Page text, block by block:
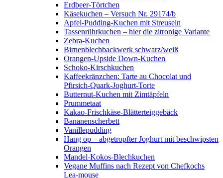
Erdbeer-Törtchen
Käsekuchen – Versuch Nr. 29174/b
Apfel-Pudding-Kuchen mit Streuseln
Tassenrührkuchen – hier die zitronige Variante
Zebra-Kuchen
Birnenblechbackwerk schwarz/weiß
Orangen-Upside Down-Kuchen
Schoko-Kirschkuchen
Kaffeekränzchen: Tarte au Chocolat und
Pfirsich-Quark-Joghurt-Torte
Butternut-Kuchen mit Zimtäpfeln
Prummetaat
Kakao-Frischkäse-Blätterteiggebäck
Bananenscherbett
Vanillepudding
Hang op – abgetropfter Joghurt mit beschwipsten
Orangen
Mandel-Kokos-Blechkuchen
Vegane Muffins nach Rezept von Chefkochs
Lea-mouse